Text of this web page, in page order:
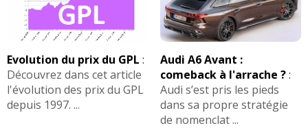
Evolution du prix du GPL :
Découvrez dans cet article
l'évolution des prix du GPL
depuis 1997. ...
Audi A6 Avant :
comeback à l'arrache ?:
Audi s’est pris les pieds
dans sa propre stratégie
de nomenclat ...